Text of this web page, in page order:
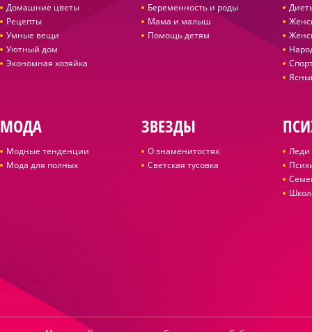
Домашние цветы
Рецепты
Умные вещи
Уютный дом
Экономная хозяйка
Беременность и роды
Мама и малыш
Помощь детям
МОДА
Модные тенденции
Мода для полных
ЗВЕЗДЫ
О знаменитостях
Светская тусовка
Леди